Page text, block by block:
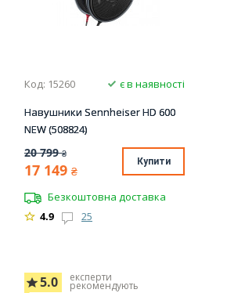
Код: 15260
є в наявності
Навушники Sennheiser HD 600
NEW (508824)
20 799 ₴
17 149 ₴
Купити
Безкоштовна доставка
4.9
25
5.0 експерти
рекомендують